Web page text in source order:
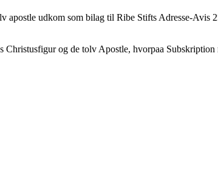
apostle udkom som bilag til Ribe Stifts Adresse-Avis
og de tolv Apostle, hvorpaa Subskription